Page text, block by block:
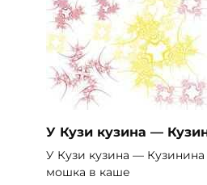
У Кузи кузина —
У Кузи кузина —
мошка в каше